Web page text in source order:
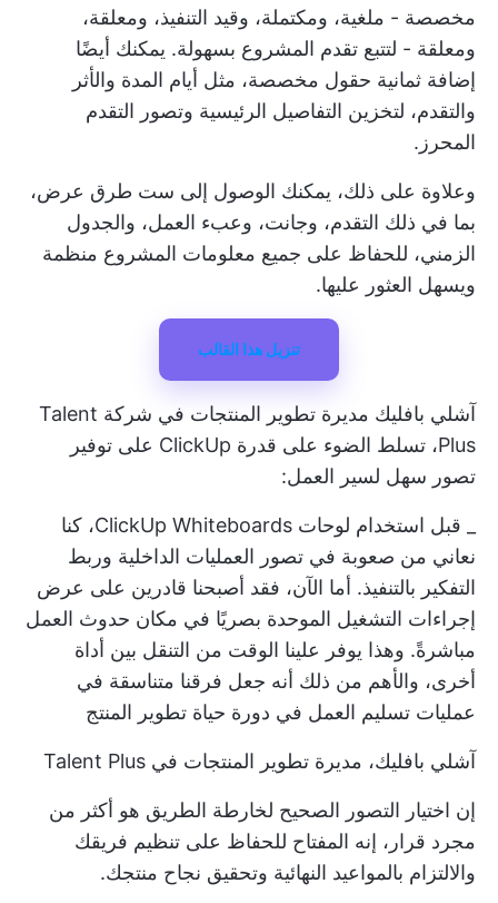
مخصصة - ملغية، ومكتملة، وقيد التنفيذ، ومعلقة،
ومعلقة - لتتبع تقدم المشروع بسهولة. يمكنك أيضًا
إضافة ثمانية حقول مخصصة، مثل أيام المدة والأثر
والتقدم، لتخزين التفاصيل الرئيسية وتصور التقدم
المحرز.
وعلاوة على ذلك، يمكنك الوصول إلى ست طرق عرض،
بما في ذلك التقدم، وجانت، وعبء العمل، والجدول
الزمني، للحفاظ على جميع معلومات المشروع منظمة
ويسهل العثور عليها.
تنزيل هذا القالب
آشلي بافليك
مديرة تطوير المنتجات في شركة Talent
Plus، تسلط الضوء على قدرة ClickUp على توفير
تصور سهل لسير العمل:
_ قبل استخدام لوحات ClickUp Whiteboards، كنا
نعاني من صعوبة في تصور العمليات الداخلية وربط
التفكير بالتنفيذ. أما الآن، فقد أصبحنا قادرين على عرض
إجراءات التشغيل الموحدة بصريًا في مكان حدوث العمل
مباشرةً. وهذا يوفر علينا الوقت من التنقل بين أداة
أخرى، والأهم من ذلك أنه جعل فرقنا متناسقة في
عمليات تسليم العمل في دورة حياة تطوير المنتج
آشلي بافليك، مديرة تطوير المنتجات في Talent Plus
إن اختيار التصور الصحيح لخارطة الطريق هو أكثر من
مجرد قرار، إنه المفتاح للحفاظ على تنظيم فريقك
والالتزام بالمواعيد النهائية وتحقيق نجاح منتجك.